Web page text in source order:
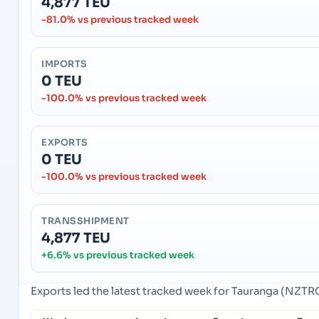
-81.0% vs previous tracked week
IMPORTS
0 TEU
-100.0% vs previous tracked week
EXPORTS
0 TEU
-100.0% vs previous tracked week
TRANSSHIPMENT
4,877 TEU
+6.6% vs previous tracked week
Exports led the latest tracked week for Tauranga